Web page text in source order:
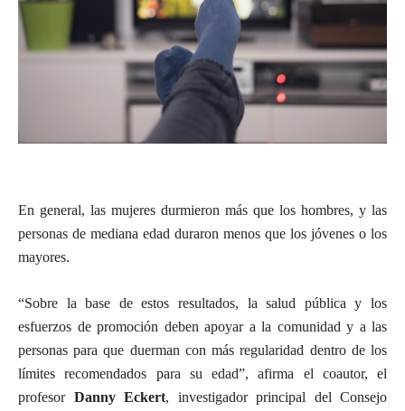
En general, las mujeres durmieron más que los hombres, y las
personas de mediana edad duraron menos que los jóvenes o los
mayores.
“Sobre la base de estos resultados, la salud pública y los
esfuerzos de promoción deben apoyar a la comunidad y a las
personas para que duerman con más regularidad dentro de los
límites recomendados para su edad”, afirma el coautor, el
profesor Danny Eckert, investigador principal del Consejo